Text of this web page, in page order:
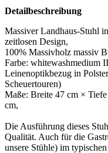
Detailbeschreibung
Massiver Landhaus-Stuhl
zeitlosen Design,
100% Massivholz massiv
Farbe: whitewashmedium II
Leinenoptikbezug in
Scheuertouren)
Maße: Breite 47 cm ×
cm,
Die Ausführung dieses
Qualität. Auch für die
unsere Stühle) im